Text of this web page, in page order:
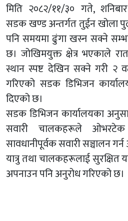
मिति २०८२/११/३० गते,
सडक खण्ड अन्तर्गत तुईन खोला
पनि समयमा ढुंगा खस्न सक्ने
छ। जोखिमयुक्त क्षेत्र भएकाले
स्थान स्पष्ट देखिन सक्ने गरी २
गरिएको सडक डिभिजन
दिएको छ।
सडक डिभिजन कार्यालयका
सवारी चालकहरूले
सावधानीपूर्वक सवारी सञ्चालन
यात्रु तथा चालकहरूलाई सुरक्षित
अपनाउन पनि अनुरोध गरिएको छ।